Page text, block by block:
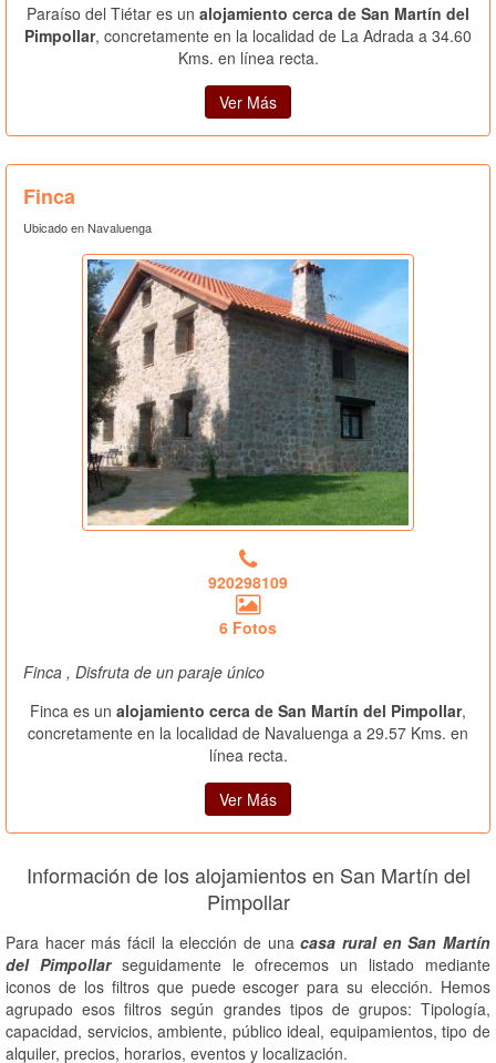
Paraíso del Tiétar es un alojamiento cerca de San Martín del
Pimpollar, concretamente en la localidad de La Adrada a 34.60
Kms. en línea recta.
Ver Más
Finca
Ubicado en Navaluenga
920298109
6 Fotos
Finca , Disfruta de un paraje único
Finca es un alojamiento cerca de San Martín del Pimpollar,
concretamente en la localidad de Navaluenga a 29.57 Kms. en
línea recta.
Ver Más
Información de los alojamientos en San Martín del
Pimpollar
Para hacer más fácil la elección de unacasa rural en San Martín
del Pimpollarseguidamente le ofrecemos un listado mediante
iconos de los filtros que puede escoger para su elección. Hemos
agrupado esos filtros según grandes tipos de grupos: Tipología,
capacidad, servicios, ambiente, público ideal, equipamientos, tipo de
alquiler, precios, horarios, eventos y localización.